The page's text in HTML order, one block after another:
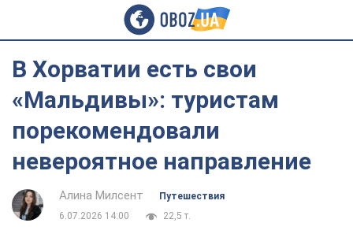
В Хорватии есть свои
«Мальдивы»: туристам
порекомендовали
невероятное направление
Алина Милсент
Путешествия
6.07.2026 14:00
22,5 т.